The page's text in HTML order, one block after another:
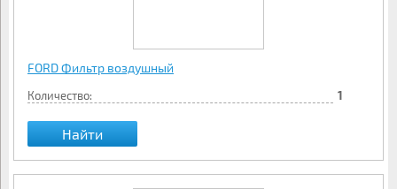
FORD Фильтр воздушный
Количество: 1
Найти